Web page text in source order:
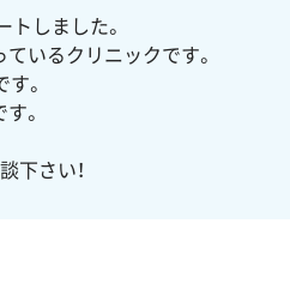
しました。
いるクリニックです。
。
。
下さい！